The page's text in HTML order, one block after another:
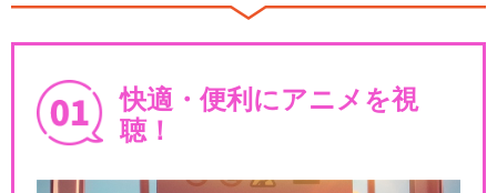
ルパン三世TVSP #05 ルパン
快適・便利にアニメを視
聴！